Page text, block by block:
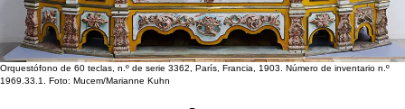
Orquestófono de 60 teclas, n.º de serie 3362, París, Francia, 1903. Número de inventario n.º
1969.33.1. Foto: Mucem/Marianne Kuhn